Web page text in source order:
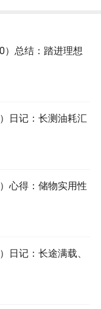
）总结：踏进理想
日记：长测油耗汇
心得：储物实用性
日记：长途满载、